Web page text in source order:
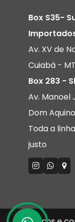
Box S35-
Av. XV de
Cuiabá - MT
Box 283 -
Av. Manoel
Dom
Toda a
justo